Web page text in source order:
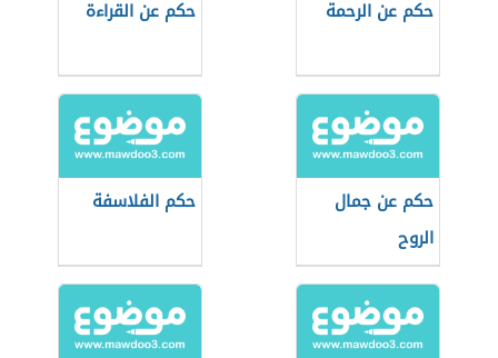
حكم عن الرحمة حكم عن القراءة
حكم عن جمال
الروح
حكم الفلاسفة